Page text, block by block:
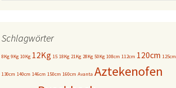
Schlagwörter
8Kg 9Kg 10Kg 12Kg 15 18Kg 21Kg 28Kg 50Kg 108cm 112cm 120cm 125cm
130cm 140cm 146cm 150cm 160cm Avanta Aztekenofen